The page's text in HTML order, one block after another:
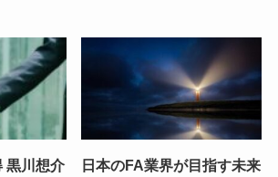
黒川想介
日本のFA業界が目指す未来